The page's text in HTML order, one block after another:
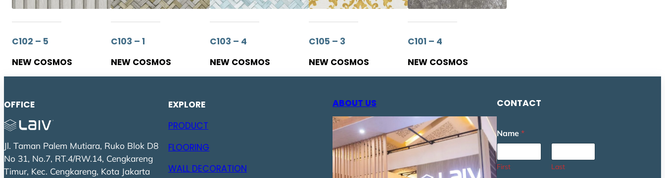
C102 – 5
NEW COSMOS
C103 – 1
NEW COSMOS
C103 – 4
NEW COSMOS
C105 – 3
NEW COSMOS
C101 – 4
NEW COSMOS
OFFICE
Jl. Taman Palem Mutiara, Ruko Blok D8
No 31, No.7, RT.4/RW.14, Cengkareng
Timur, Kec. Cengkareng, Kota Jakarta
EXPLORE
PRODUCT
FLOORING
WALL DECORATION
ABOUT US CONTACT
Name *
First Last